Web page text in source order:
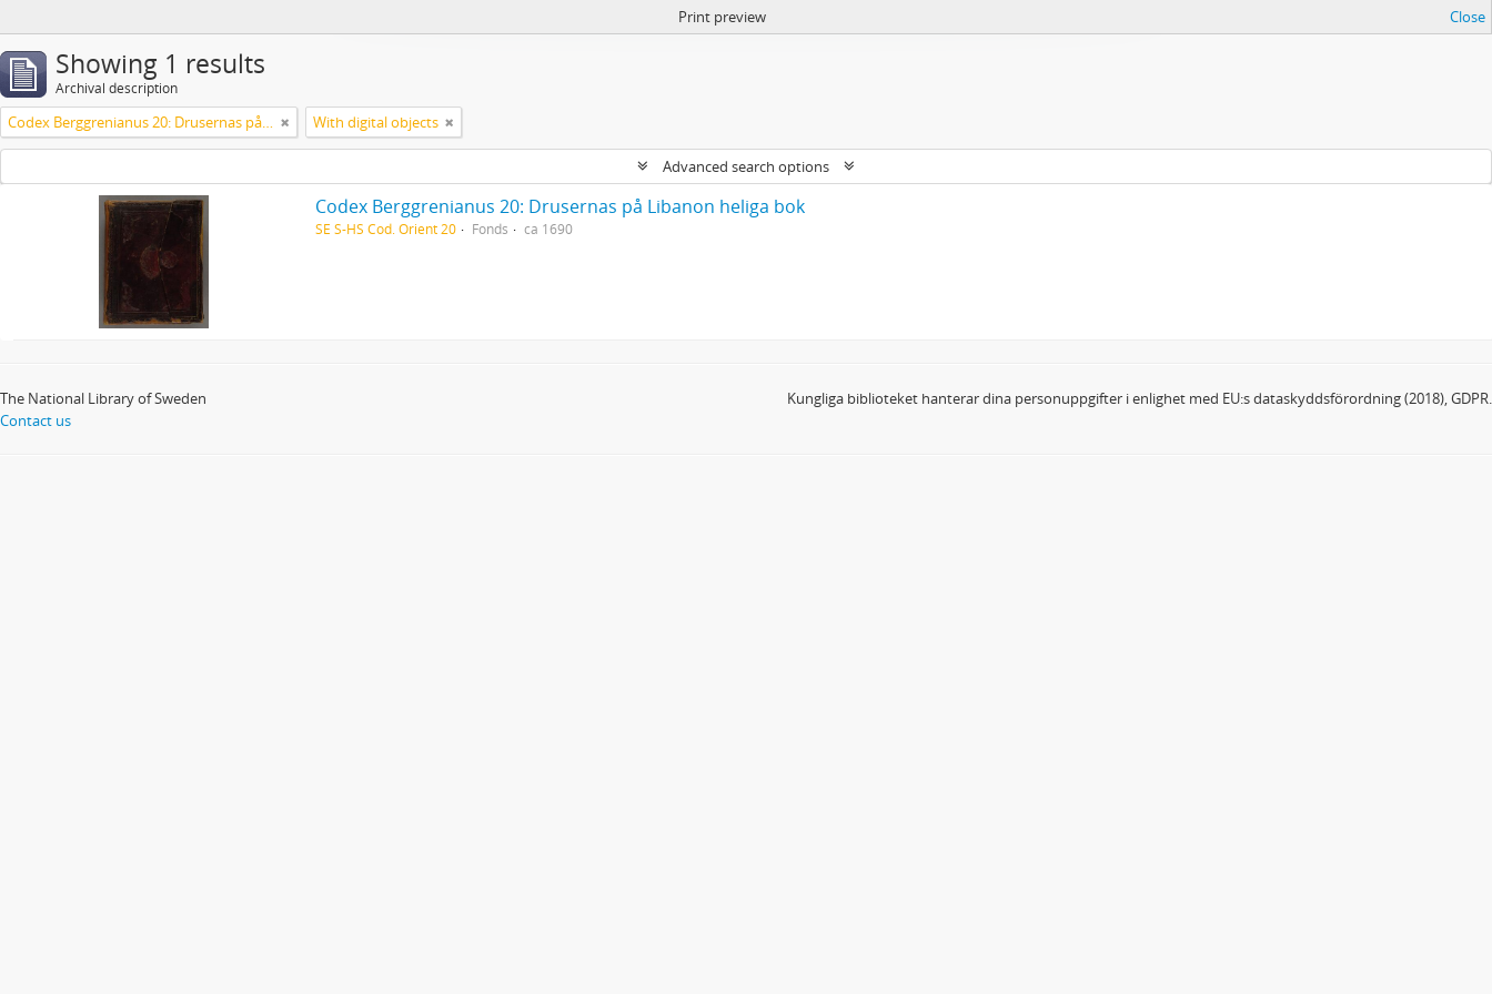
Print preview Close
Showing 1 results
Archival description
Codex Berggrenianus 20: Drusernas på Libanon heliga bok With digital objects
Advanced search options
Codex Berggrenianus 20: Drusernas på Libanon heliga bok
SE S-HS Cod. Orient 20 Fonds ca 1690
The National Library of Sweden
Contact us
Kungliga biblioteket hanterar dina personuppgifter i enlighet med EU:s dataskyddsförordning (2018), GDPR.